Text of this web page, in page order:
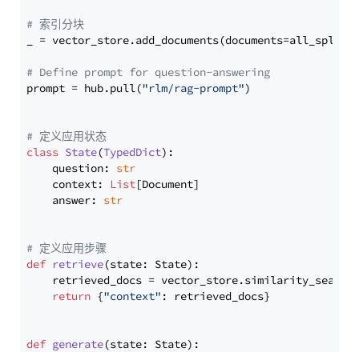
# 索引分块
_ = vector_store.add_documents(documents=all_splits)
# Define prompt for question-answering
prompt = hub.pull("rlm/rag-prompt")
# 定义应用状态
class State(TypedDict):
    question:
str
    context:
List[Document]
    answer:
str
# 定义应用步骤
def retrieve(state: State):
retrieved_docs =
return {"context" : retrieved_docs}
def generate(state: State):